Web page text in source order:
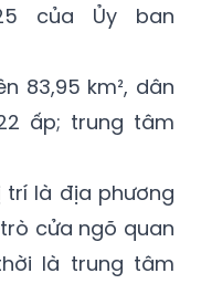
của Ủy ban
83,95 km², dân
ấp; trung tâm
trí là địa phương
cửa ngõ quan
là trung tâm